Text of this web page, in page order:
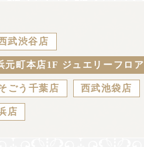
武渋谷店
元町本店1F ジュエリーフロア
ごう千葉店 西武池袋店
店